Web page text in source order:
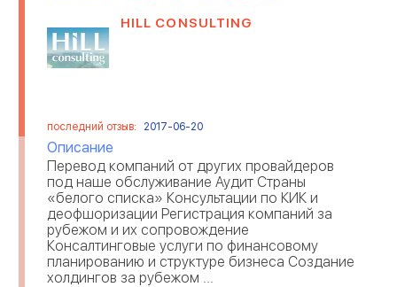
HILL CONSULTING
последний отзыв: 2017-06-20
Описание
Перевод компаний от других провайдеров
под наше обслуживание Аудит Страны
«белого списка» Консультации по КИК и
деофшоризации Регистрация компаний за
рубежом и их сопровождение
Консалтинговые услуги по финансовому
планированию и структуре бизнеса Создание
холдингов за рубежом ...